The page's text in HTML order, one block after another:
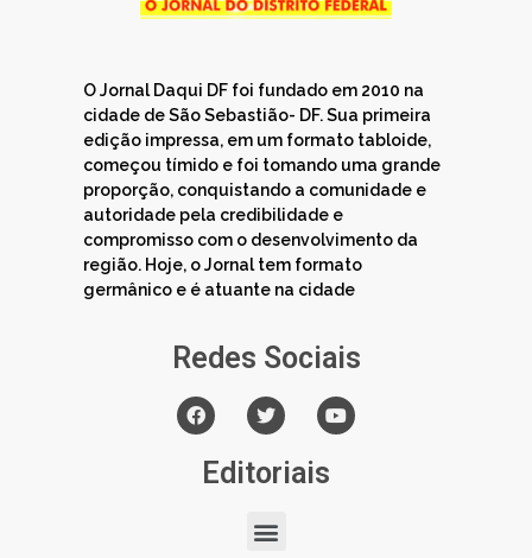
O Jornal Daqui DF foi fundado em 2010 na
cidade de São Sebastião- DF. Sua primeira
edição impressa, em um formato tabloide,
começou tímido e foi tomando uma grande
proporção, conquistando a comunidade e
autoridade pela credibilidade e
compromisso com o desenvolvimento da
região. Hoje, o Jornal tem formato
germânico e é atuante na cidade
Redes Sociais
Editoriais